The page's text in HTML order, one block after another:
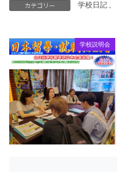
カテゴリー 学校日記 、
学校説明会